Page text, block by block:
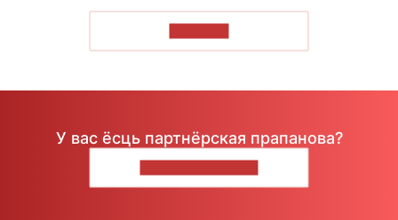
У вас ёсць партнёрская прапанова?